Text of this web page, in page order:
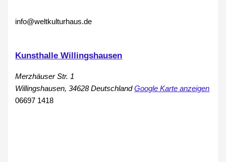
info@weltkulturhaus.de
Kunsthalle Willingshausen
Merzhäuser Str. 1
Willingshausen, 34628 Deutschland Google Karte anzeigen
06697 1418